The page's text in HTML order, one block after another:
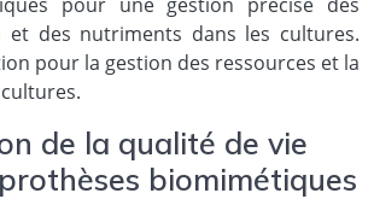
et des nutriments dans les cultures.
pour la gestion des ressources et la
de la qualité de vie
biomimétiques